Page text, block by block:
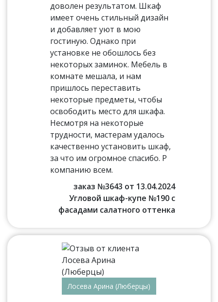
доволен результатом. Шкаф
имеет очень стильный дизайн
и добавляет уют в мою
гостиную. Однако при
установке не обошлось без
некоторых заминок. Мебель в
комнате мешала, и нам
пришлось переставить
некоторые предметы, чтобы
освободить место для шкафа.
Несмотря на некоторые
трудности, мастерам удалось
качественно установить шкаф,
за что им огромное спасибо. Р
компанию всем.
заказ №3643 от 13.04.2024
Угловой шкаф-купе №190 с
фасадами салатного оттенка
Лосева Арина (Люберцы)